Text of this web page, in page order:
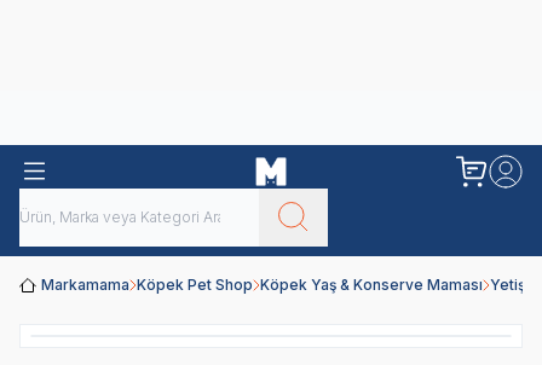
Markamama Köpek Pet Shop Köpek Yaş & Konserve Maması